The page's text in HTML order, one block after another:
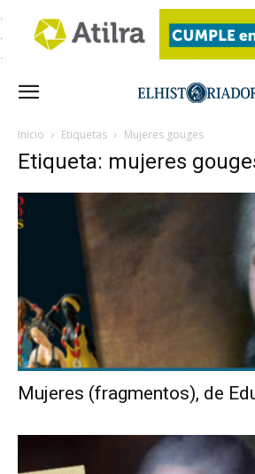
Inicio Etiquetas Mujeres gouges
Etiqueta: mujeres
Mujeres (fragmentos), de